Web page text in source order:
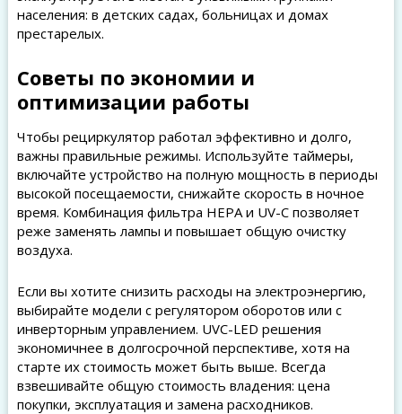
населения: в детских садах, больницах и домах
престарелых.
Советы по экономии и
оптимизации работы
Чтобы рециркулятор работал эффективно и долго,
важны правильные режимы. Используйте таймеры,
включайте устройство на полную мощность в периоды
высокой посещаемости, снижайте скорость в ночное
время. Комбинация фильтра HEPA и UV-C позволяет
реже заменять лампы и повышает общую очистку
воздуха.
Если вы хотите снизить расходы на электроэнергию,
выбирайте модели с регулятором оборотов или с
инверторным управлением. UVC-LED решения
экономичнее в долгосрочной перспективе, хотя на
старте их стоимость может быть выше. Всегда
взвешивайте общую стоимость владения: цена
покупки, эксплуатация и замена расходников.